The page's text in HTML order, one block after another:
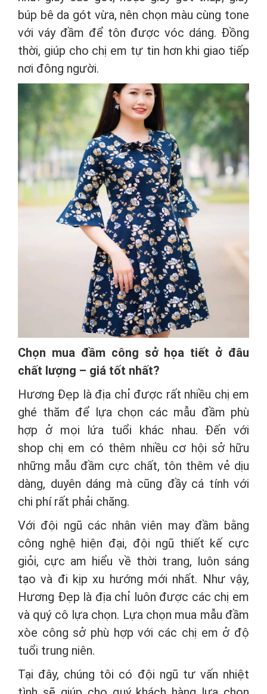
búp bê da gót vừa, nên chọn màu cùng tone
với váy đầm để tôn được vóc dáng. Đồng
thời, giúp cho chị em tự tin hơn khi giao tiếp
nơi đông người.
Chọn mua đầm công sở họa tiết ở đâu
chất lượng – giá tốt nhất?
Hương Đẹp là địa chỉ được rất nhiều chị em
ghé thăm để lựa chọn các mẫu đầm phù
hợp ở mọi lứa tuổi khác nhau. Đến với
shop chị em có thêm nhiều cơ hội sở hữu
những mẫu đầm cực chất, tôn thêm vẻ dịu
dàng, duyên dáng mà cũng đầy cá tính với
chi phí rất phải chăng.
Với đội ngũ các nhân viên may đầm bằng
công nghệ hiện đại, đội ngũ thiết kế cực
giỏi, cực am hiểu về thời trang, luôn sáng
tạo và đi kịp xu hướng mới nhất. Như vậy,
Hương Đẹp là địa chỉ luôn được các chị em
và quý cô lựa chọn. Lựa chọn mua mẫu đầm
xòe công sở phù hợp với các chị em ở độ
tuổi trung niên.
Tại đây, chúng tôi có đội ngũ tư vấn nhiệt